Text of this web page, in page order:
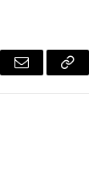
Email
Copy